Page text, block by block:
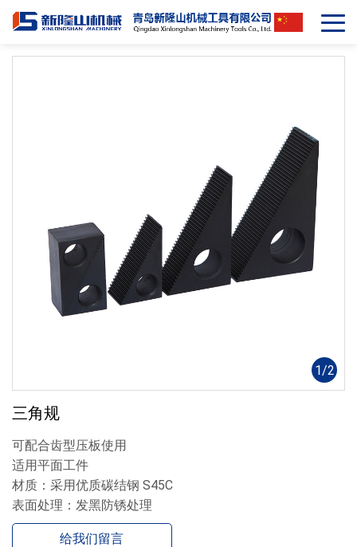
1/2
三角规
可配合齿型压板使用
适用平面工件
材质：采用优质碳结钢 S45C
表面处理：发黑防锈处理
给我们留言